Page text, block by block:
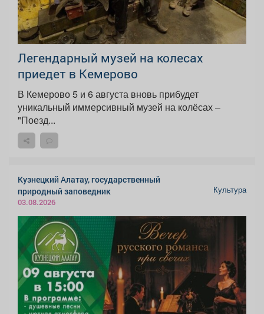
Легендарный музей на колесах
приедет в Кемерово
В Кемерово 5 и 6 августа вновь прибудет
уникальный иммерсивный музей на колёсах –
"Поезд...
Кузнецкий Алатау, государственный
природный заповедник
03.08.2026
Культура